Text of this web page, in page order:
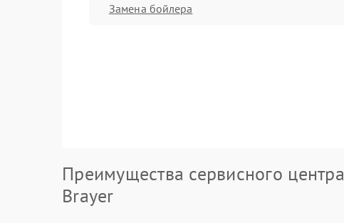
Замена бойлера
Преимущества сервисного центра
Brayer